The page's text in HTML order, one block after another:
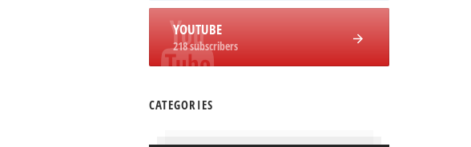
YOUTUBE
218 subscribers
CATEGORIES